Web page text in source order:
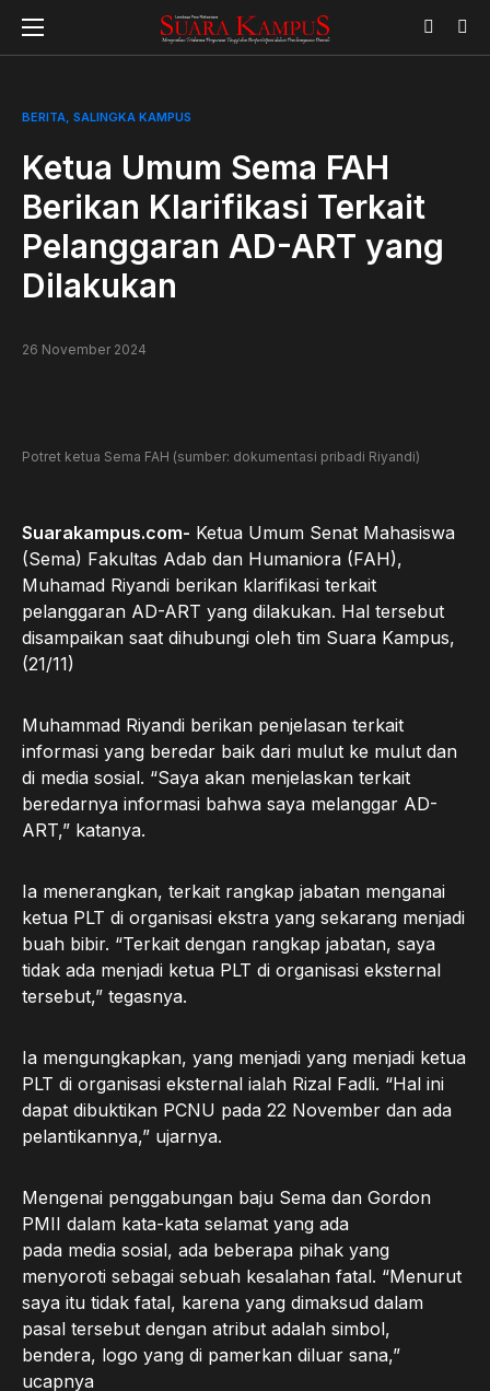
BERITA SALINGKA KAMPUS
Ketua Umum Sema FAH
Berikan Klarifikasi Terkait
Pelanggaran AD-ART yang
Dilakukan
26 November 2024
Potret ketua Sema FAH (sumber: dokumentasi pribadi Riyandi)
Suarakampus.com- Ketua Umum Senat Mahasiswa
(Sema) Fakultas Adab dan Humaniora (FAH),
Muhamad Riyandi berikan klarifikasi terkait
pelanggaran AD-ART yang dilakukan. Hal tersebut
disampaikan saat dihubungi oleh tim Suara Kampus,
(21/11)
Muhammad Riyandi berikan penjelasan terkait
informasi yang beredar baik dari mulut ke mulut dan
di media sosial. “Saya akan menjelaskan terkait
beredarnya informasi bahwa saya melanggar AD-
ART,” katanya.
Ia menerangkan, terkait rangkap jabatan menganai
ketua PLT di organisasi ekstra yang sekarang menjadi
buah bibir. “Terkait dengan rangkap jabatan, saya
tidak ada menjadi ketua PLT di organisasi eksternal
tersebut,” tegasnya.
Ia mengungkapkan, yang menjadi yang menjadi ketua
PLT di organisasi eksternal ialah Rizal Fadli. “Hal ini
dapat dibuktikan PCNU pada 22 November dan ada
pelantikannya,” ujarnya.
Mengenai penggabungan baju Sema dan Gordon
PMII dalam kata-kata selamat yang ada
pada media sosial, ada beberapa pihak yang
menyoroti sebagai sebuah kesalahan fatal. “Menurut
saya itu tidak fatal, karena yang dimaksud dalam
pasal tersebut dengan atribut adalah simbol,
bendera, logo yang di pamerkan diluar sana,”
ucapnya